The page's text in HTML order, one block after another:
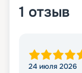
1 отзыв
24 июля 2026